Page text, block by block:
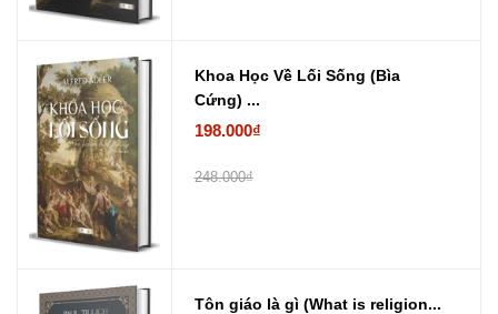
Khoa Học Về Lối Sống (Bìa
Cứng) ...
198.000₫
248.000₫
Tôn giáo là gì (What is religion...